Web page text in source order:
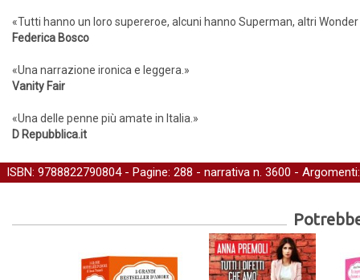
«Tutti hanno un loro supereroe, alcuni hanno Superman, altri
Federica Bosco
«Una narrazione ironica e leggera.»
Vanity Fair
«Una delle penne più amate in Italia.»
D Repubblica.it
ISBN: 9788822790804 - Pagine: 288 - narrativa n. 3600 -